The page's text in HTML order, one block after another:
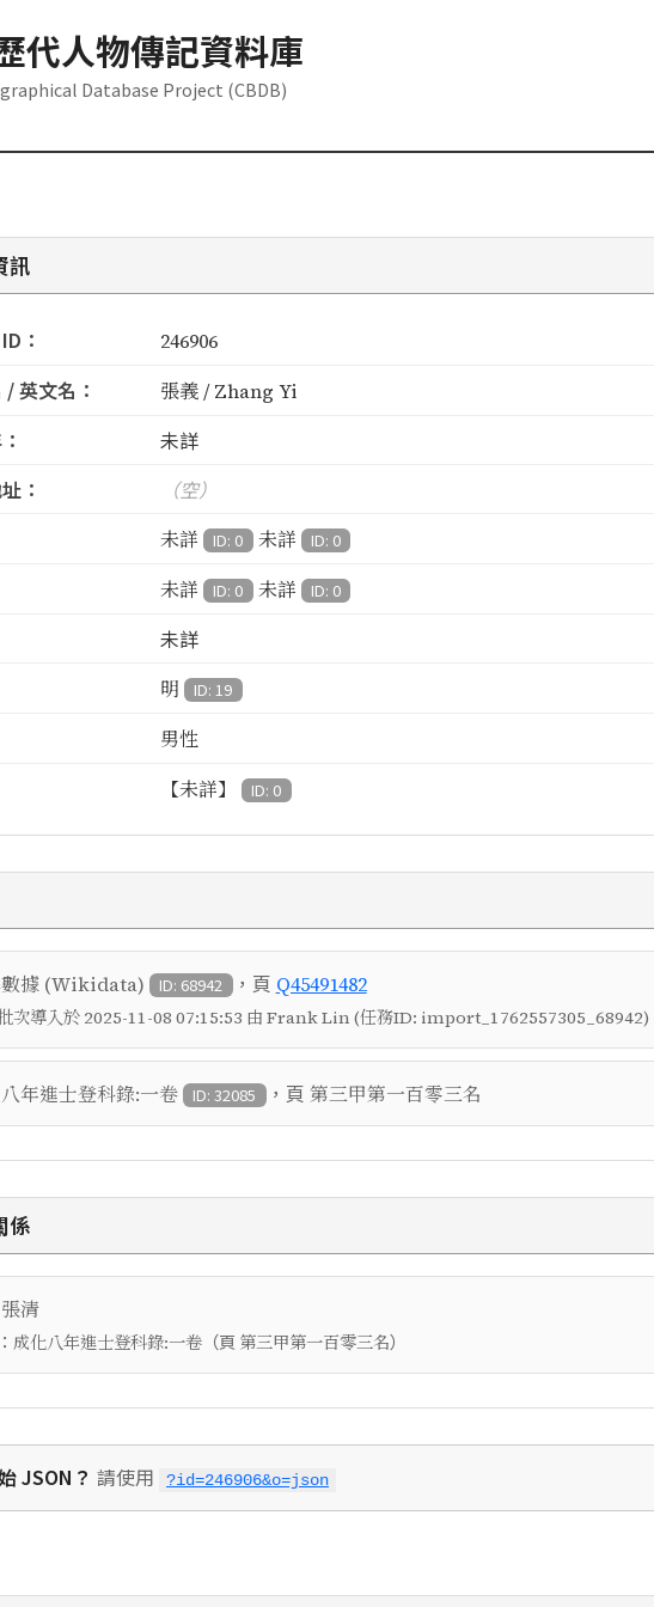
代人物傳記資料庫
Database Project (CBDB)
訊
： 246906
英文名： 張義 / Zhang Yi
未詳
：
（空）
未詳 ID: 0 未詳 ID: 0
未詳 ID: 0 未詳 ID: 0
未詳
明 ID: 19
男性
【未詳】 ID: 0
據 (Wikidata) ID: 68942 ，頁 Q45491482
次導入於 2025-11-08 07:15:53 由 Frank Lin (任務ID: import_1762557305_68942)
年進士登科錄:一卷 ID: 32085 ，頁 第三甲第一百零三名
係
張清
成化八年進士登科錄:一卷 （頁 第三甲第一百零三名）
JSON？ 請使用 ?id=246906&o=json